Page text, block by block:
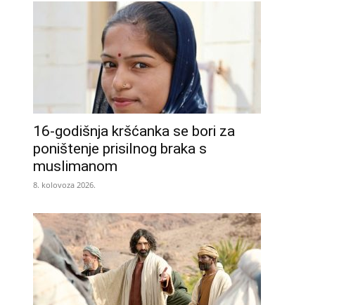
16-godišnja kršćanka se bori za
poništenje prisilnog braka s
muslimanom
8. kolovoza 2026.